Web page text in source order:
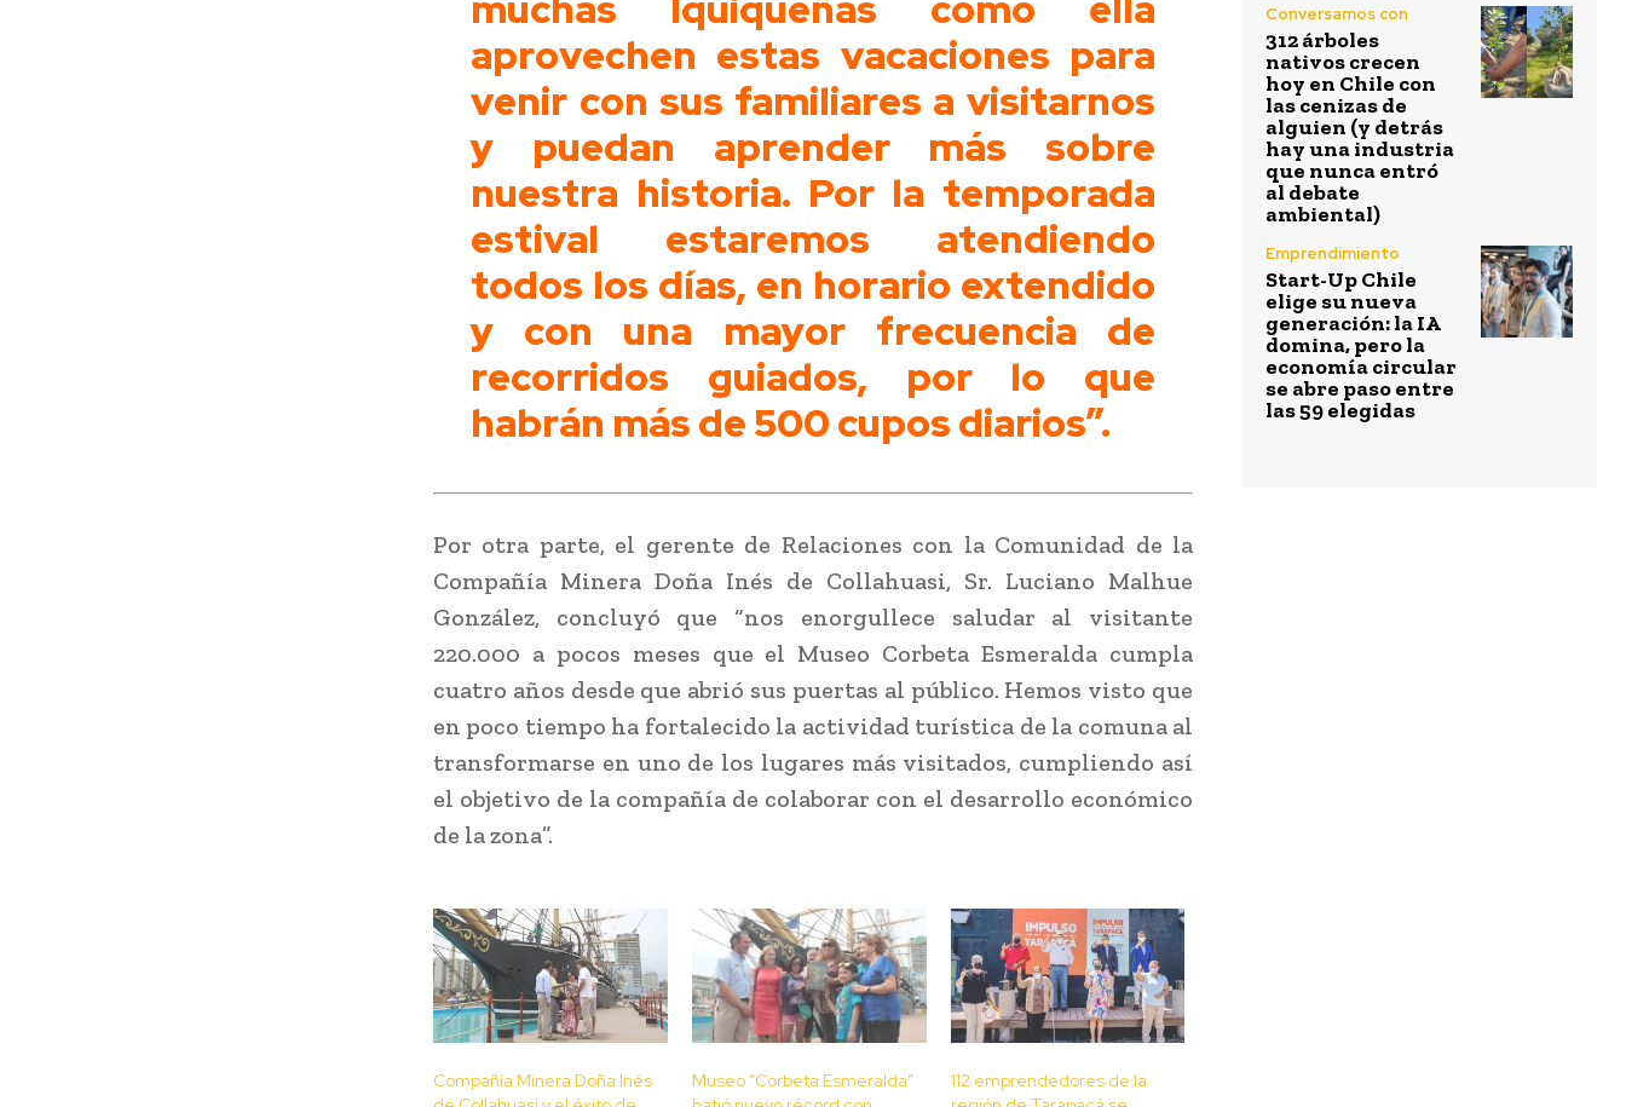
aprovechen estas vacaciones para
venir con sus familiares a visitarnos
y puedan aprender más sobre
nuestra historia. Por la temporada
estival estaremos atendiendo
todos los días, en horario extendido
y con una mayor frecuencia de
recorridos guiados, por lo que
habrán más de 500 cupos diarios”.
Por otra parte, el gerente de Relaciones con la Comunidad de la
Compañía Minera Doña Inés de Collahuasi, Sr. Luciano Malhue
González, concluyó que “nos enorgullece saludar al visitante
220.000 a pocos meses que el Museo Corbeta Esmeralda cumpla
cuatro años desde que abrió sus puertas al público. Hemos visto que
en poco tiempo ha fortalecido la actividad turística de la comuna al
transformarse en uno de los lugares más visitados, cumpliendo así
el objetivo de la compañía de colaborar con el desarrollo económico
de la zona”.
Compañía Minera Doña Inés
Museo “Corbeta Esmeralda”
112 emprendedores de la
Conversamos con
312 árboles
nativos crecen
hoy en Chile con
las cenizas de
alguien (y detrás
hay una industria
que nunca entró
al debate
ambiental)
Emprendimiento
Start-Up Chile
elige su nueva
generación: la IA
domina, pero la
economía circular
se abre paso entre
las 59 elegidas